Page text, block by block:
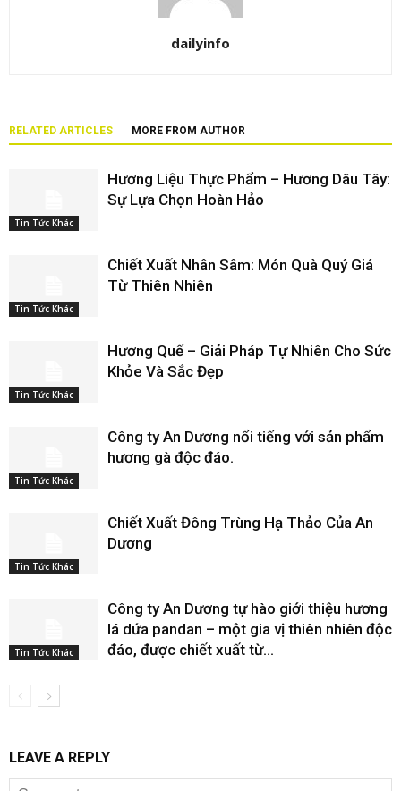
dailyinfo
RELATED ARTICLES MORE FROM AUTHOR
Tin Tức Khác
Hương Liệu Thực Phẩm – Hương Dâu Tây:
Sự Lựa Chọn Hoàn Hảo
Tin Tức Khác
Chiết Xuất Nhân Sâm: Món Quà Quý Giá
Từ Thiên Nhiên
Tin Tức Khác
Hương Quế – Giải Pháp Tự Nhiên Cho Sức
Khỏe Và Sắc Đẹp
Tin Tức Khác
Công ty An Dương nổi tiếng với sản phẩm
hương gà độc đáo.
Tin Tức Khác
Chiết Xuất Đông Trùng Hạ Thảo Của An
Dương
Tin Tức Khác
Công ty An Dương tự hào giới thiệu hương
lá dứa pandan – một gia vị thiên nhiên độc
đáo, được chiết xuất từ...
LEAVE A REPLY